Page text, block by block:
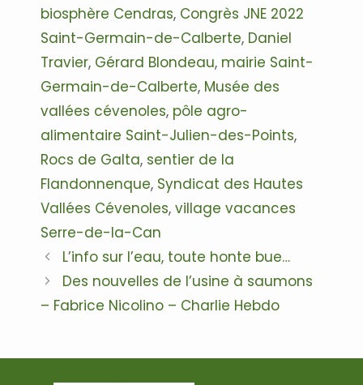
biosphère Cendras, Congrès JNE 2022
Saint-Germain-de-Calberte, Daniel
Travier, Gérard Blondeau, mairie Saint-
Germain-de-Calberte, Musée des
vallées cévenoles, pôle agro-
alimentaire Saint-Julien-des-Points,
Rocs de Galta, sentier de la
Flandonnenque, Syndicat des Hautes
Vallées Cévenoles, village vacances
Serre-de-la-Can
Navigation
des
L’info sur l’eau, toute honte bue…
Des nouvelles de l’usine à saumons
– Fabrice Nicolino – Charlie Hebdo